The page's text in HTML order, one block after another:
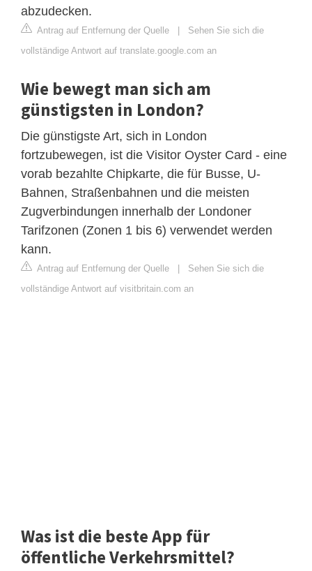
abzudecken.
Antrag auf Entfernung der Quelle | Sehen Sie sich die
vollständige Antwort auf translate.google.com an
Wie bewegt man sich am
günstigsten in London?
Die günstigste Art, sich in London
fortzubewegen, ist die Visitor Oyster Card - eine
vorab bezahlte Chipkarte, die für Busse, U-
Bahnen, Straßenbahnen und die meisten
Zugverbindungen innerhalb der Londoner
Tarifzonen (Zonen 1 bis 6) verwendet werden
kann.
Antrag auf Entfernung der Quelle | Sehen Sie sich die
vollständige Antwort auf visitbritain.com an
Was ist die beste App für
öffentliche Verkehrsmittel?